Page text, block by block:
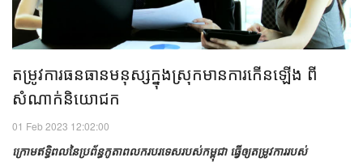
តម្រូវការធនធានមនុស្សក្នុងស្រុកមានការកើនឡើង ពី
សំណាក់និយោជក
01 Feb 2023 12:02:00
ក្រោមឥទិ្ធពលនៃប្រព័ន្ធកូតាពលករបរទេសរបស់កម្ពុជា ធ្វើឲ្យតម្រូវការរបស់